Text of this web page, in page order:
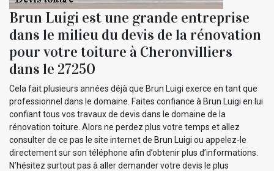
Brun Luigi est une grande entreprise
dans le milieu du devis de la rénovation
pour votre toiture à Cheronvilliers
dans le 27250
Cela fait plusieurs années déjà que Brun Luigi exerce en tant que
professionnel dans le domaine. Faites confiance à Brun Luigi en lui
confiant tous vos travaux de devis dans le domaine de la
rénovation toiture. Alors ne perdez plus votre temps et allez
consulter de ce pas le site internet de Brun Luigi ou appelez-le
directement sur son téléphone afin d’obtenir plus d’informations.
N’hésitez surtout pas à aller demander votre devis le plus